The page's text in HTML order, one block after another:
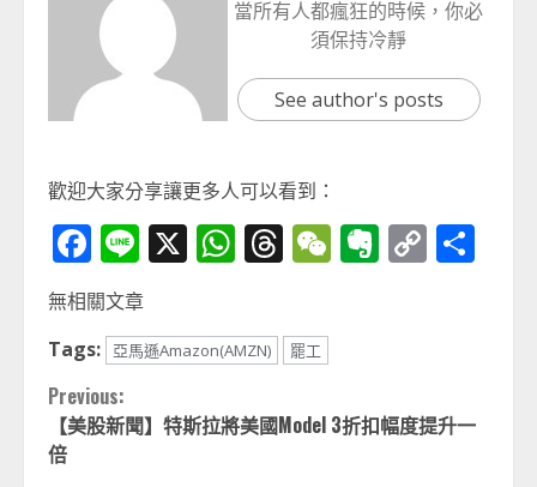
當所有人都瘋狂的時候，你必
須保持冷靜
See author's posts
歡迎大家分享讓更多人可以看到：
Facebook
Line
X WhatsApp
Threads
WeChat
Evernote
Copy
無相關文章
Tags:
亞馬遜Amazon(AMZN) 罷工
Continue
Reading
Previous:
【美股新聞】特斯拉將美國Model 3折扣幅度提升一
倍